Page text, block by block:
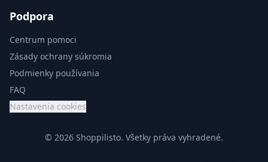
Podpora
Centrum pomoci
Zásady ochrany súkromia
Podmienky používania
FAQ
Nastavenia cookies
© 2026 Shoppilisto. Všetky práva vyhradené.